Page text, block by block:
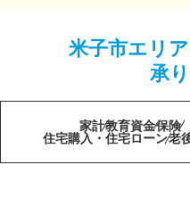
米子市エリ
承
家計教育資金保険
住宅購入・住宅ローン老